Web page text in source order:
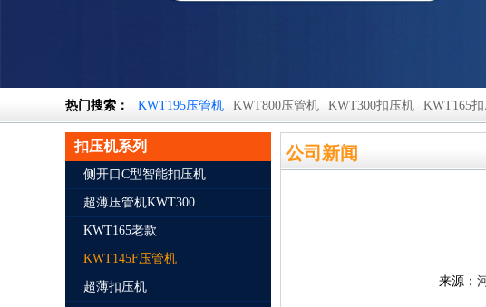
热门搜索： KWT195压管机 KWT800压管机 KWT300扣压机 KWT165
扣压机系列
侧开口C型智能扣压机
超薄压管机KWT300
KWT165老款
KWT145F压管机
超薄扣压机
公司新闻
来源：